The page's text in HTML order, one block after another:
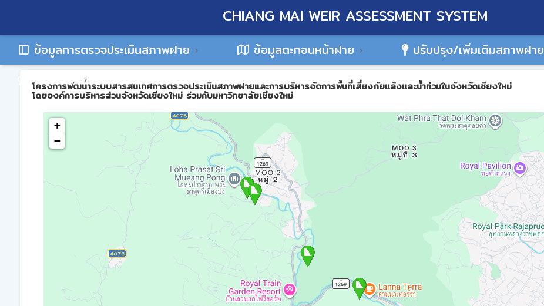
CHIANG MAI WEIR ASSESSMENT SYSTEM
ข้อมูลการตรวจประเมินสภาพฝาย ข้อมูลตะกอนหน้าฝาย ปรับปรุง/เพิ่มเติมสภาพฝาย
ติดต่อเรา
โครงการพัฒนาระบบสารสนเทศการตรวจประเมินสภาพฝายและการบริหารจัดการพื้นที่เสี่ยงภัยแล้งและน้ำท่วมในจังหวัดเชียงใหม่
โดยองค์การบริหารส่วนจังหวัดเชียงใหม่ ร่วมกับมหาวิทยาลัยเชียงใหม่
+
−